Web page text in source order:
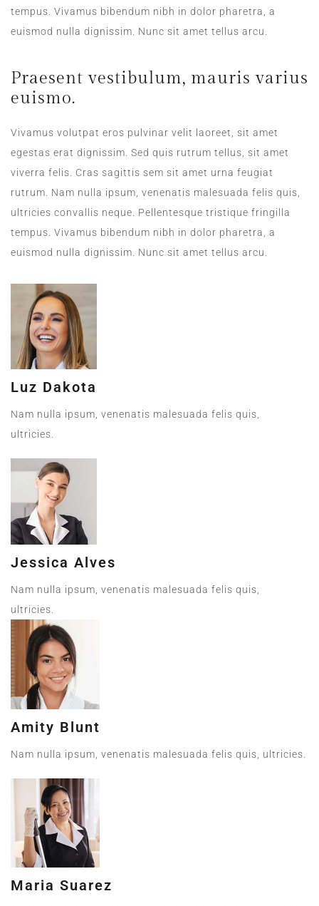
tempus. Vivamus bibendum nibh in dolor pharetra, a
euismod nulla dignissim. Nunc sit amet tellus arcu.
Praesent vestibulum, mauris varius
euismo.
Vivamus volutpat eros pulvinar velit laoreet, sit amet
egestas erat dignissim. Sed quis rutrum tellus, sit amet
viverra felis. Cras sagittis sem sit amet urna feugiat
rutrum. Nam nulla ipsum, venenatis malesuada felis quis,
ultricies convallis neque. Pellentesque tristique fringilla
tempus. Vivamus bibendum nibh in dolor pharetra, a
euismod nulla dignissim. Nunc sit amet tellus arcu.
Luz Dakota
Nam nulla ipsum, venenatis malesuada felis quis,
ultricies.
Jessica Alves
Nam nulla ipsum, venenatis malesuada felis quis,
ultricies.
Amity Blunt
Nam nulla ipsum, venenatis malesuada felis quis, ultricies.
Maria Suarez